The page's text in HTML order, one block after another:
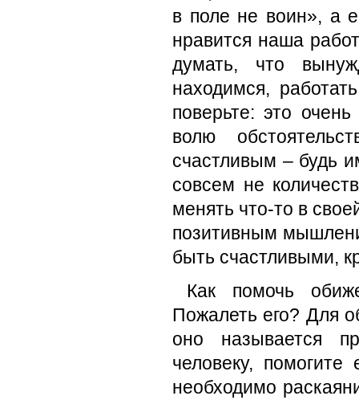
в поле не воин», а
нравится наша
думать, что
находимся,
поверьте: это
волю
счастливым – будь
совсем не
менять что-то в
позитивным
быть счастливыми,
Как помочь
Пожалеть его? Для
оно называется
человеку,
необходимо